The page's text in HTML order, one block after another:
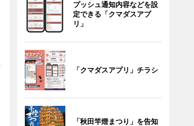
プッシュ通知内容などを設
定できる「クマダスアプ
リ」
「クマダスアプリ」チラシ
「秋田竿燈まつり」を告知